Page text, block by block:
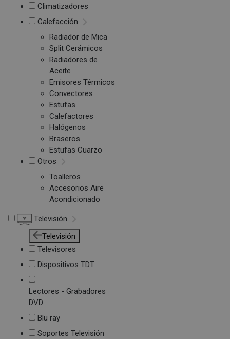
Climatizadores
Calefacción
Radiador de Mica
Split Cerámicos
Radiadores de
Aceite
Emisores Térmicos
Convectores
Estufas
Calefactores
Halógenos
Braseros
Estufas Cuarzo
Otros
Toalleros
Accesorios Aire
Acondicionado
Televisión
Televisión
Televisores
Dispositivos TDT
Lectores - Grabadores
DVD
Blu ray
Soportes Televisión